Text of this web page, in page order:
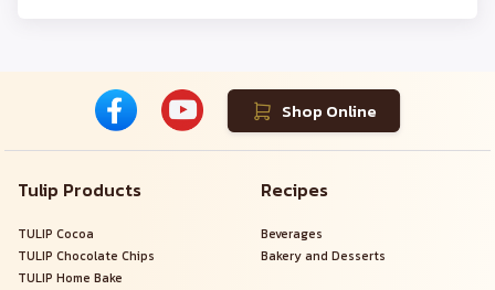
Shop Online
Tulip Products
TULIP Cocoa
TULIP Chocolate Chips
TULIP Home Bake
Recipes
Beverages
Bakery and Desserts